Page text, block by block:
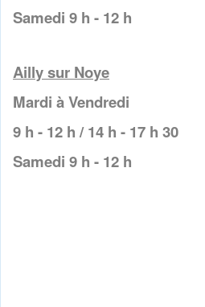
Samedi 9 h - 12 h
Ailly sur Noye
Mardi à Vendredi
9 h - 12 h / 14 h - 17 h 30
Samedi 9 h - 12 h